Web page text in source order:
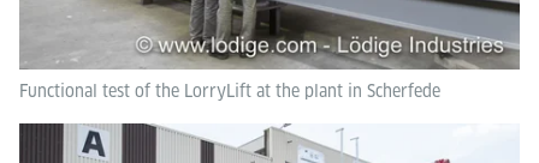
Functional test of the LorryLift at the plant in Scherfede